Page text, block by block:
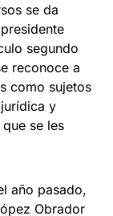
se da
segundo
reconoce a
como sujetos
y
se les
año pasado,
Obrador